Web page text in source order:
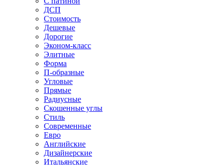
ДСП
Стоимость
Дешевые
Дорогие
Эконом-класс
Элитные
Форма
П-образные
Угловые
Прямые
Радиусные
Скошенные углы
Стиль
Современные
Евро
Английские
Дизайнерские
Итальянские